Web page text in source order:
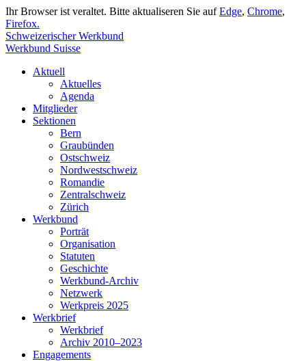
Ihr Browser ist veraltet. Bitte aktualiseren Sie aufEdge, Chrome,
Firefox.
Schweizerischer Werkbund
Werkbund Suisse
Aktuell
Aktuelles
Agenda
Mitglieder
Sektionen
Bern
Graubünden
Ostschweiz
Nordwestschweiz
Romandie
Zentralschweiz
Zürich
Werkbund
Porträt
Organisation
Statuten
Geschichte
Werkbund-Archiv
Netzwerk
Werkpreis 2025
Werkbrief
Werkbrief
Archiv 2010–2023
Engagements